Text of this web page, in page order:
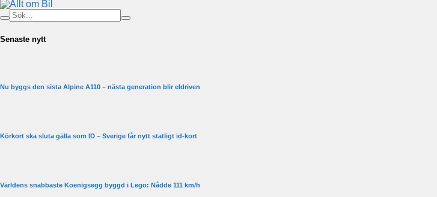
Senaste nytt
Nu byggs den sista Alpine A110 – nästa generation blir eldriven
Körkort ska sluta gälla som ID – Sverige får nytt statligt id-kort
Världens snabbaste Koenigsegg byggd i Lego: Nådde 111 km/h